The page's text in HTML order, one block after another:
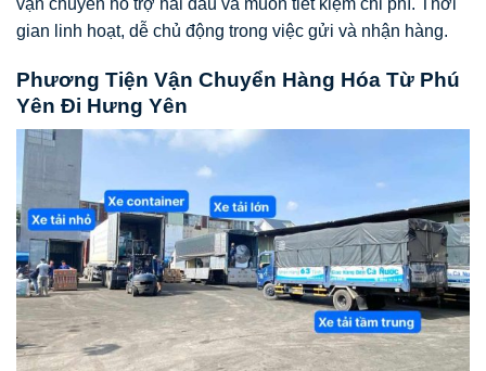
vận chuyển hỗ trợ hai đầu và muốn tiết kiệm chi phí. Thời
gian linh hoạt, dễ chủ động trong việc gửi và nhận hàng.
Phương Tiện Vận Chuyển Hàng Hóa Từ Phú
Yên Đi Hưng Yên